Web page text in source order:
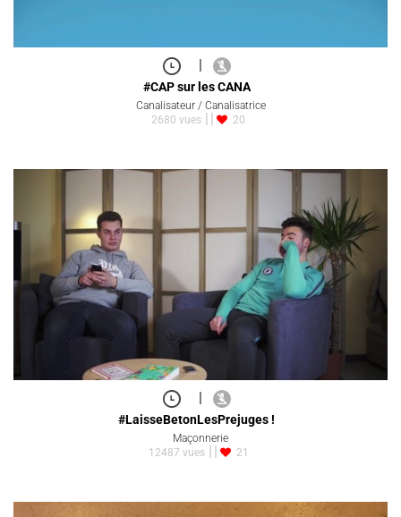
#CAP sur les CANA
Canalisateur / Canalisatrice
2680 vues
20
|
#LaisseBetonLesPrejuges !
Maçonnerie
12487 vues
21